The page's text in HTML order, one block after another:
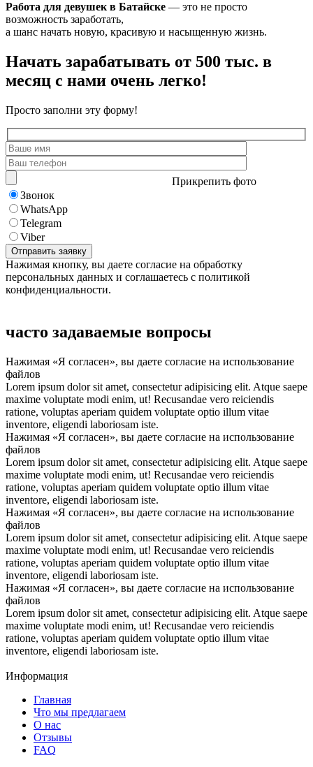
Работа для девушек в Батайске — это не просто
возможность заработать,
а шанс начать новую, красивую и насыщенную жизнь.
Начать зарабатывать от 500 тыс. в
месяц с нами очень легко!
Просто заполни эту форму!
Прикрепить фото
Звонок
WhatsApp
Telegram
Viber
Нажимая кнопку, вы даете согласие на обработку
персональных данных и соглашаетесь с политикой
конфиденциальности.
часто задаваемые вопросы
Нажимая «Я согласен», вы даете согласие на использование
файлов
Lorem ipsum dolor sit amet, consectetur adipisicing elit. Atque saepe
maxime voluptate modi enim, ut! Recusandae vero reiciendis
ratione, voluptas aperiam quidem voluptate optio illum vitae
inventore, eligendi laboriosam iste.
Нажимая «Я согласен», вы даете согласие на использование
файлов
Lorem ipsum dolor sit amet, consectetur adipisicing elit. Atque saepe
maxime voluptate modi enim, ut! Recusandae vero reiciendis
ratione, voluptas aperiam quidem voluptate optio illum vitae
inventore, eligendi laboriosam iste.
Нажимая «Я согласен», вы даете согласие на использование
файлов
Lorem ipsum dolor sit amet, consectetur adipisicing elit. Atque saepe
maxime voluptate modi enim, ut! Recusandae vero reiciendis
ratione, voluptas aperiam quidem voluptate optio illum vitae
inventore, eligendi laboriosam iste.
Нажимая «Я согласен», вы даете согласие на использование
файлов
Lorem ipsum dolor sit amet, consectetur adipisicing elit. Atque saepe
maxime voluptate modi enim, ut! Recusandae vero reiciendis
ratione, voluptas aperiam quidem voluptate optio illum vitae
inventore, eligendi laboriosam iste.
Информация
Главная
Что мы предлагаем
О нас
Отзывы
FAQ